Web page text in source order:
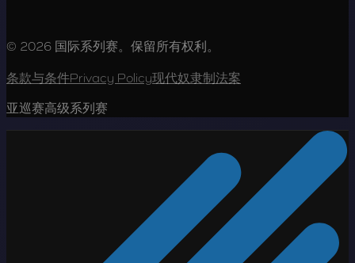
© 2026 国际系列赛。保留所有权利。
条款与条件Privacy Policy现代奴隶制法案
亚巡赛高级系列赛